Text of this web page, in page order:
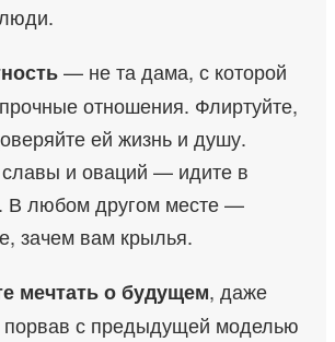
— не та дама, с которой
отношения. Флиртуйте,
ей жизнь и душу.
и оваций — идите в
В любом другом месте —
зачем вам крылья.
мечтать о будущем, даже
с предыдущей моделью